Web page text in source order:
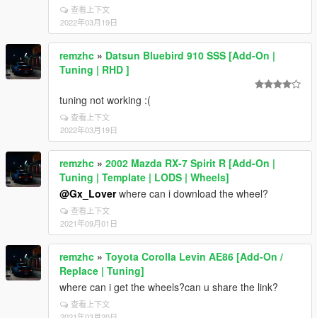
查看上下文
2022年03月19日
remzhc » Datsun Bluebird 910 SSS [Add-On |
Tuning | RHD ]
tuning not working :(
查看上下文
2022年03月19日
remzhc » 2002 Mazda RX-7 Spirit R [Add-On |
Tuning | Template | LODS | Wheels]
@Gx_Loverwhere can i download the wheel?
查看上下文
2021年09月01日
remzhc » Toyota Corolla Levin AE86 [Add-On /
Replace | Tuning]
where can i get the wheels?can u share the link?
查看上下文